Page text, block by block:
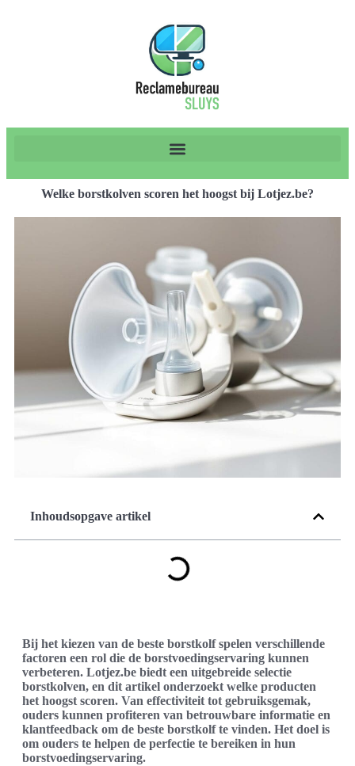
Welke borstkolven scoren het hoogst bij Lotjez.be?
Inhoudsopgave artikel
Bij het kiezen van de beste borstkolf spelen verschillende
factoren een rol die de borstvoedingservaring kunnen
verbeteren. Lotjez.be biedt een uitgebreide selectie
borstkolven, en dit artikel onderzoekt welke producten
het hoogst scoren. Van effectiviteit tot gebruiksgemak,
ouders kunnen profiteren van betrouwbare informatie en
klantfeedback om de beste borstkolf te vinden. Het doel is
om ouders te helpen de perfectie te bereiken in hun
borstvoedingservaring.